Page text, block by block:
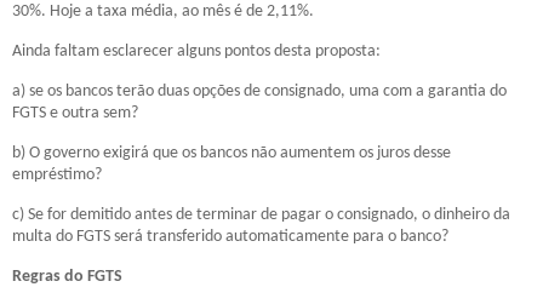
30%. Hoje a taxa média, ao mês é de 2,11%.
Ainda faltam esclarecer alguns pontos desta proposta:
a) se os bancos terão duas opções de consignado, uma com a garantia do
FGTS e outra sem?
b) O governo exigirá que os bancos não aumentem os juros desse
empréstimo?
c) Se for demitido antes de terminar de pagar o consignado, o dinheiro da
multa do FGTS será transferido automaticamente para o banco?
Regras do FGTS